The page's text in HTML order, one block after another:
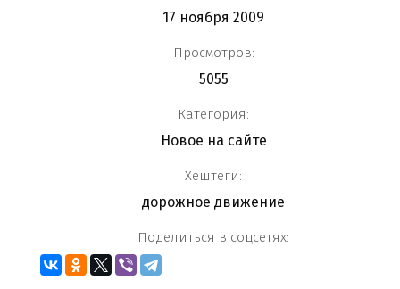
17 ноября 2009
Просмотров:
5055
Категория:
Новое на сайте
Хештеги:
дорожное движение
Поделиться в соцсетях: